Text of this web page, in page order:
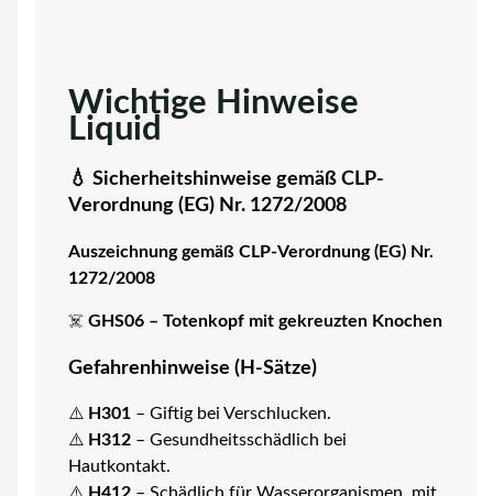
Wichtige Hinweise
Liquid
💧 Sicherheitshinweise gemäß CLP-
Verordnung (EG) Nr. 1272/2008
Auszeichnung gemäß CLP-Verordnung (EG) Nr.
1272/2008
☠️ GHS06 – Totenkopf mit gekreuzten Knochen
Gefahrenhinweise (H-Sätze)
⚠️ H301– Giftig bei Verschlucken.
⚠️ H312– Gesundheitsschädlich bei
Hautkontakt.